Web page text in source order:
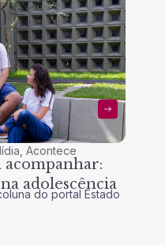
,Acontece
adolescência
do portal Estado